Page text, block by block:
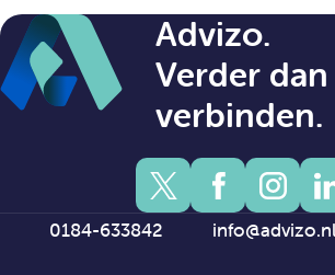
Advizo.
Verder dan
verbinden.
0184-633842 info@advizo.nl